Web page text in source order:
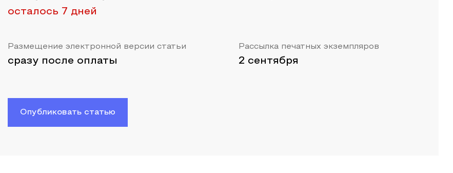
осталось 7 дней
Размещение электронной версии статьи
сразу после оплаты
Рассылка печатных экземпляров
2 сентября
Опубликовать статью